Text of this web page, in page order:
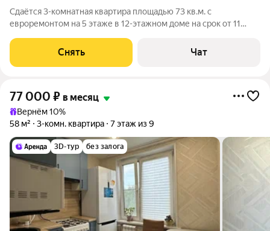
Сдаётся 3-комнатная квартира площадью 73 кв.м. с
евроремонтом на 5 этаже в 12-этажном доме на срок от 11
Стиральная машина Сушильная машина Холодильник
Посудомоечная машина Пылесос Дом -
Снять Чат
77 000 ₽ в месяц
Вернём 10%
58 м²
3-комн. квартира 7 этаж из 9
3D-тур без залога